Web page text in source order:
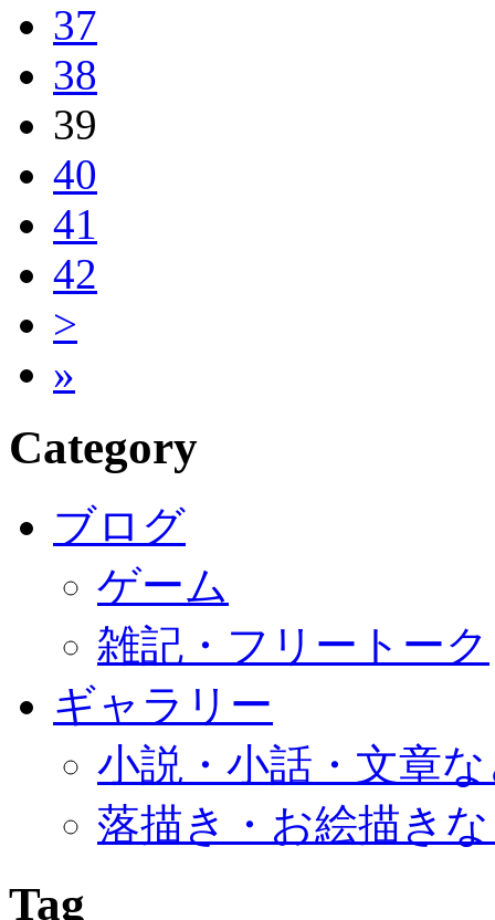
37
38
39
40
41
42
>
»
Category
ブログ
ゲーム
雑記・フリートーク
ギャラリー
小説・小話・文章
落描き・お絵描き
Tag